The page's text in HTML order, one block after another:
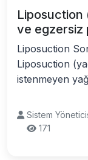
Liposuction
ve egzersiz
Liposuction
Liposuction
istenmeyen
Sistem
171